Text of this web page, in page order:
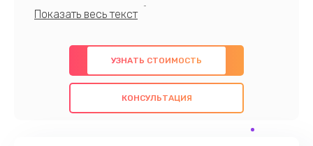
профессионалов с обширными знаниями и
предлагаем быстрый и качественный ремонт с
использованием оригинальных компонентов, а
также гарантируем качество всех
проведенных работ. Наша цель - предоставить
УЗНАТЬ СТОИМОСТЬ
КОНСУЛЬТАЦИЯ